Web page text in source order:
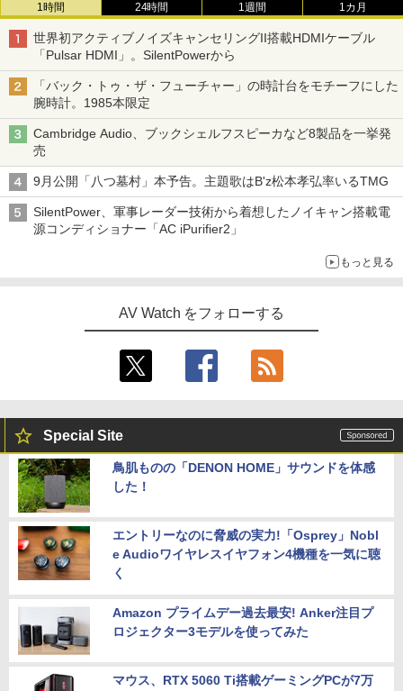
1時間 24時間 1週間 1カ月
世界初アクティブノイズキャンセリングII搭載HDMIケーブル
「Pulsar HDMI」。SilentPowerから
「バック・トゥ・ザ・フューチャー」の時計台をモチーフにした
腕時計。1985本限定
Cambridge Audio、ブックシェルフスピーカなど8製品を一挙発
売
9月公開「八つ墓村」本予告。主題歌はB'z松本孝弘率いるTMG
SilentPower、軍事レーダー技術から着想したノイキャン搭載電
源コンディショナー「AC iPurifier2」
もっと見る
AV Watch をフォローする
Special Site
鳥肌ものの「DENON HOME」サウンドを体感
した！
エントリーなのに脅威の実力!「Osprey」Nobl
e Audioワイヤレスイヤフォン4機種を一気に聴
く
Amazon プライムデー過去最安! Anker注目プ
ロジェクター3モデルを使ってみた
マウス、RTX 5060 Ti搭載ゲーミングPCが7万